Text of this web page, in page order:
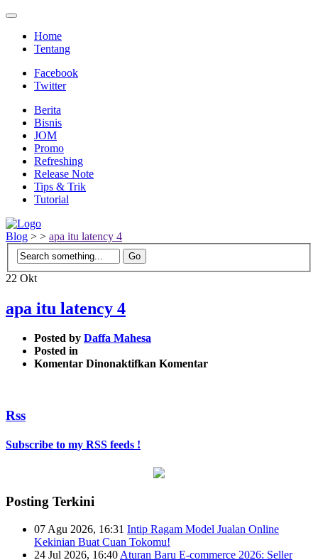
Home
Tentang
Facebook
Twitter
Berita
Bisnis
JOM
Promo
Refreshing
Release Note
Tips & Trik
Tutorial
Blog > > apa itu latency 4
22 Okt
apa itu latency 4
Posted by Daffa Mahesa
Posted in
Komentar Dinonaktifkan pada
Komentar
Rss
Subscribe to my RSS feeds !
Posting Terkini
07 Agu 2026, 16:31 Intip Ragam Model Jualan Online
Kekinian Buat Cuan Tokomu!
24 Jul 2026, 16:40 Aturan Baru E-commerce 2026: Seller